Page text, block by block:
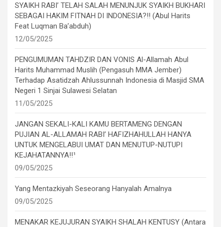
SYAIKH RABI’ TELAH SALAH MENUNJUK SYAIKH BUKHARI
SEBAGAI HAKIM FITNAH DI INDONESIA?!! (Abul Harits
Feat Luqman Ba’abduh)
12/05/2025
PENGUMUMAN TAHDZIR DAN VONIS Al-Allamah Abul
Harits Muhammad Muslih (Pengasuh MMA Jember)
Terhadap Asatidzah Ahlussunnah Indonesia di Masjid SMA
Negeri 1 Sinjai Sulawesi Selatan
11/05/2025
JANGAN SEKALI-KALI KAMU BERTAMENG DENGAN
PUJIAN AL-ALLAMAH RABI’ HAFIZHAHULLAH HANYA
UNTUK MENGELABUI UMAT DAN MENUTUP-NUTUPI
KEJAHATANNYA!!¹
09/05/2025
Yang Mentazkiyah Seseorang Hanyalah Amalnya
09/05/2025
MENAKAR KEJUJURAN SYAIKH SHALAH KENTUSY (Antara